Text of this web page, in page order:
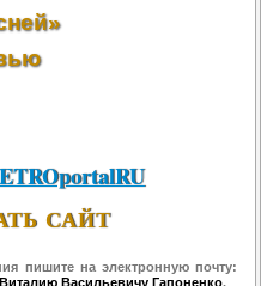
САЙТ
пишите на электронную почту:
Виталию Васильевичу Гапоненко.